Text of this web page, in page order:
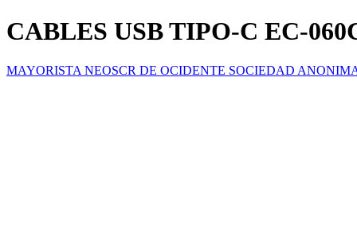
CABLES USB TIPO-C EC-
MAYORISTA NEOSCR DE OCIDENTE SOCIEDAD